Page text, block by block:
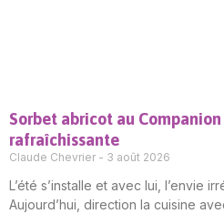
Sorbet abricot au
rafraîchissante
Claude Chevrier 3 août 2026
L’été s’installe et avec lui, l’envie
Aujourd’hui, direction la cuisine